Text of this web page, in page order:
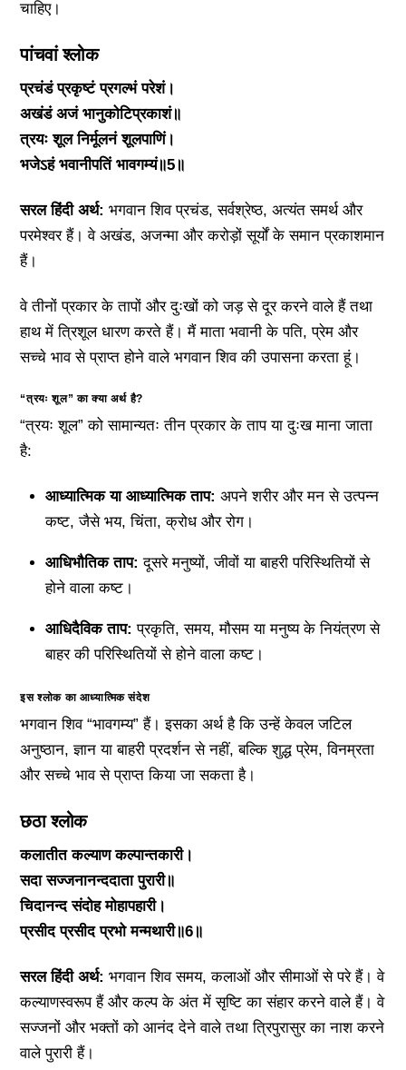
चाहिए।
पांचवां श्लोक
प्रचंडं प्रकृष्टं प्रगल्भं परेशं।
अखंडं अजं भानुकोटिप्रकाशं॥
त्रयः शूल निर्मूलनं शूलपाणिं।
भजेऽहं भवानीपतिं भावगम्यं॥5॥
सरल हिंदी अर्थ: भगवान शिव प्रचंड, सर्वश्रेष्ठ, अत्यंत समर्थ और
परमेश्वर हैं। वे अखंड, अजन्मा और करोड़ों सूर्यों के समान प्रकाशमान
हैं।
वे तीनों प्रकार के तापों और दुःखों को जड़ से दूर करने वाले हैं तथा
हाथ में त्रिशूल धारण करते हैं। मैं माता भवानी के पति, प्रेम और
सच्चे भाव से प्राप्त होने वाले भगवान शिव की उपासना करता हूं।
“त्रयः शूल” का क्या अर्थ है?
“त्रयः शूल” को सामान्यतः तीन प्रकार के ताप या दुःख माना जाता
है:
आध्यात्मिक या आध्यात्मिक ताप: अपने शरीर और मन से उत्पन्न
कष्ट, जैसे भय, चिंता, क्रोध और रोग।
आधिभौतिक ताप: दूसरे मनुष्यों, जीवों या बाहरी परिस्थितियों से
होने वाला कष्ट।
आधिदैविक ताप: प्रकृति, समय, मौसम या मनुष्य के नियंत्रण से
बाहर की परिस्थितियों से होने वाला कष्ट।
इस श्लोक का आध्यात्मिक संदेश
भगवान शिव “भावगम्य” हैं। इसका अर्थ है कि उन्हें केवल जटिल
अनुष्ठान, ज्ञान या बाहरी प्रदर्शन से नहीं, बल्कि शुद्ध प्रेम, विनम्रता
और सच्चे भाव से प्राप्त किया जा सकता है।
छठा श्लोक
कलातीत कल्याण कल्पान्तकारी।
सदा सज्जनानन्ददाता पुरारी॥
चिदानन्द संदोह मोहापहारी।
प्रसीद प्रसीद प्रभो मन्मथारी॥6॥
सरल हिंदी अर्थ: भगवान शिव समय, कलाओं और सीमाओं से परे हैं। वे
कल्याणस्वरूप हैं और कल्प के अंत में सृष्टि का संहार करने वाले हैं। वे
सज्जनों और भक्तों को आनंद देने वाले तथा त्रिपुरासुर का नाश करने
वाले पुरारी हैं।